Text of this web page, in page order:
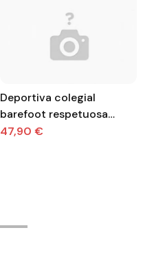
Deportiva colegial
barefoot respetuosa
Biomecanics primeros
47,90 €